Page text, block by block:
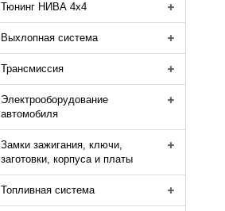
Тюнинг НИВА 4х4
Выхлопная система
Трансмиссия
Электрооборудование
автомобиля
Замки зажигания, ключи,
заготовки, корпуса и платы
Топливная система